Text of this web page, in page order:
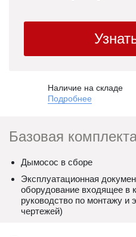
Наличие на складе
Подробнее
Базовая
Дымосос в сборе
Эксплуатационная
оборудование входящее в
руководство по монтажу и
чертежей)